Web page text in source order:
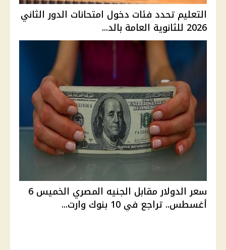
التعليم تحدد فئات دخول امتحانات الدور الثاني
2026 للثانوية العامة بالد...
سعر الدولار مقابل الجنيه المصري الخميس 6
أغسطس.. تراجع في 10 بنوك وارت...